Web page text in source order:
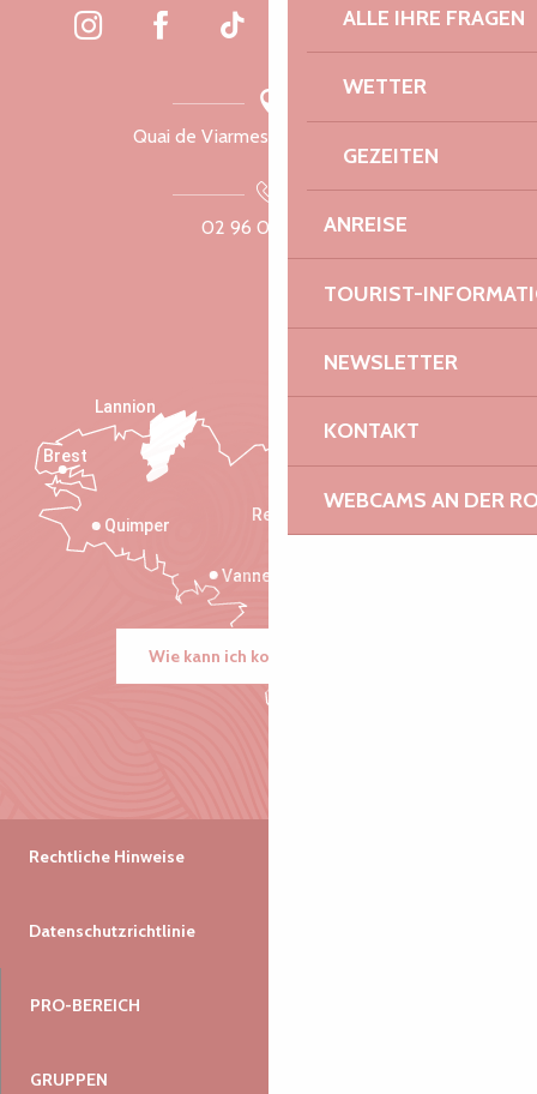
ALLE IHRE FRAGEN
WETTER
GEZEITEN
ANREISE
TOURIST-
NEWSLETTER
KONTAKT
WEBCAMS AN DER
Quai de Viarmes, 22300 Lannion
02 96 05 60 70
Saint-Malo
Rennes
Vannes
Quimper
Lannion
Brest
Wie kann ich kommen?
Rechtliche Hinweise
Datenschutzrichtlinie
PRO-BEREICH
GRUPPEN